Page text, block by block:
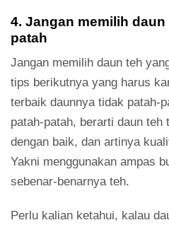
4. Jangan memilih
patah
Jangan memilih daun teh
tips berikutnya yang harus
terbaik daunnya tidak patah-
patah-patah, berarti daun
dengan baik, dan artinya
Yakni menggunakan ampas
sebenar-benarnya teh.
Perlu kalian ketahui, kalau